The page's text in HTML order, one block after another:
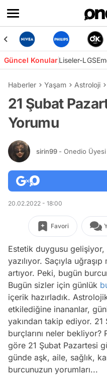
Güncel KonularLiseler-LGS
Haberler Yaşam Astroloji
21 Şubat
Yorumu
sirin99 - Onedio Üyesi
20.02.2022 - 18:00
Favori
Estetik duygusu gelişiyor,
yazılıyor. Saçıyla
artıyor. Peki, bugün
Bugün sizler için günlük
içerik hazırladık.
etkilediğine inananlar,
yakından takip ediyor. 21
burçlarını neler bekliyor?
göre 21 Şubat Pazartesi
günde aşk, aile, sağlık,
burcunuzun yorumları...